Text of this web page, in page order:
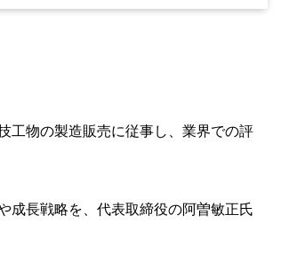
工物の製造販売に従事し、業界での評
成長戦略を、代表取締役の阿曽敏正氏